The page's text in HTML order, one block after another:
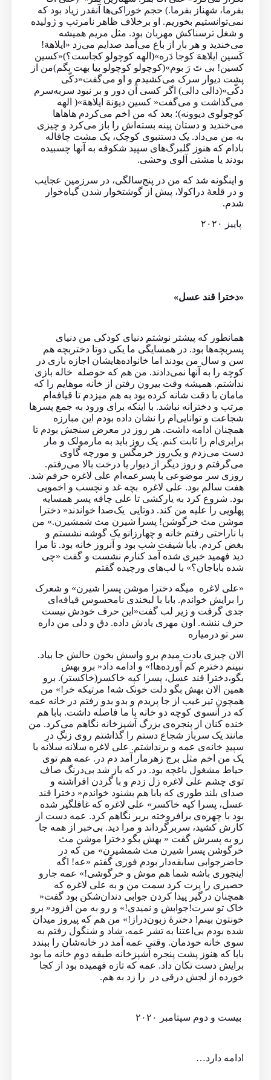
بفرما، شهناز بفرما.) حجم خوراکی‌ها آنقدر زیاد بود که
نمی‌توانستیم بخوریم. او برخلاف ظاهر نامرتب و ژولیده‌
و شغل ترسناکش مهربان بود. مثل مریم همیشه
می‌خندید و هر بار از باغ می‌آمد صدایم می‌زد «ایلاههَ!
کَسین ایلاههَ کوجا دَره»(الهه کوچولو کجاست؟)«کسین
کسین! بی تَ رَ بوم»(کوچولو کوچولو بیا بهت بگم)من از
پشت دیوار سرک می‌کشیدم و او می‌گفت«دکّی
دکّی»(دالی دالی) اگر کسی آن دور و بر نبود سربه‌سرم
می‌گذاشت و می‌گفت« کسین دیوَنهَ ایلاههَ»( الهه
کوچولوی دیوونه)؛ بعد که من اخم می‌کردم هاهاها
می‌خندید و دستان پینه‌ بسته‌اش را باز می‌کرد و چیزی
به من می‌داد. یک دستنبوی کوچک، یک مشت چاقاله
بادام که هنوز گلبرگ‌های سپید شکوفه به آنها چسبیده
بودند یا مشتی آلوی وحشی.
و اینگونه شد که من در پنج‌سالگی، در سرزمین عجایب
و در قلعهٔ دراکولا، پیش از گوشتخوار شدن گیاه‌‌خوار
شدم.
پاییز ۲۰۲۰
«دخترا قند عسل»
همانطور که پیشتر نوشتم دنیای کودکی من دنیای
پسربچه‌ها بود. در همسایگی ما یکی دو‌تا دختر‌بچه هم
سن و سال من بودند اما خانواده‌هایشان اجازه بازی در
کوچه را به آنها نمی‌دادند. من هم که حوصله خاله بازی
نداشتم. همیشه وقت بیرون رفتن از خانه موهایم را که
مامان با دقت شانه کرده بود به هم میزدم تا قیافه‌ام
مرتب و دخترانه نباشد. با اینکه برای ورود به جمع پسرها
شجاعت و توانایی‌ام را نشان داده بودم این مبارزه
همچنان ادامه داشت. هر روز در معرض سنجش بودم تا
برابری‌ام را ثابت کنم. یک روز باید به مارمولک و مار
دست می‌زدم و یک‌‌روز خرمگس و مورچه گاوی
می‌‌گرفتم و روز دیگر از دیوار یا درخت بالا می‌رفتم.
روزی سر موضوعی با پسرعمه‌ام‌ علی لاغره حرفم شد.
هفت سالم بود. علی‌ لاغره بچه غد و نچسب و اخمویی
بود. شروع کرد به یارکشی تا علی چاقه پسر همسایه
پهلویی را علیه من کند. دوتایی یک‌صدا خواندند« دخترا
موشن مث خرگوشن! پسرا شیرن مث شمشیرن.» من
با ناراحتی رفتم خانه و چهارزانو یک گوشه نشستم و
بغض کردم. بابا شیفت شب بود و آنروز خانه بود. تا مرا
دید فهمید خبری شده آمد کنارم نشست و گفت «چی
شده باباجان؟» با لب‌های ورچیده گفتم
«علی لاغره میگه دخترا موشن پسرا شیرن» و شعرک
را برایش خواندم. بابا با لبخندی نامحسوس قیافه‌ای
جدی گرفت و زیر لب گفت«این حرف خودش نیست
حرف ننشه. اون مهری یادش داده. دق و دلی من داره
سر تو درمیاره
الان چیزی یادت میدم برو واسش بخون حالش جا بیاد.
نبینم دخترم کم آورده‌ها!» و ادامه داد« برو بهش
بگو،دخترا قند عسل، پسرا کپه خاکسر(خاکستر). برو
همین الان بهش بگو دلت خونک شه! مرتیکه خر!» من
همچون تیر غیب از جا پریدم و بدو بدو رفتم در خانه عمه
که در آنسوی کوچه دو خانه با ما فاصله داشت. بابا هم
خنده کنان از پنجره‌ی بزرگ آشپزخانه نگاهم می‌کرد. من
مانند یک سرباز شجاع دستم را گذاشتم روی زنگِ درِ
سپیدِ خانه‌ی عمه و برنداشتم. علی‌ لاغره سلانه سلانه با
یک من اخم مثل برج زهرمار آمد دم در. عمه هم توی
حیاط مشغول باغچه بود. در که باز شد بی‌درنگ صاف
توی چشم علی‌ لاغره زل زدم و با گردن افراشته و
صدای بلند طوری که بابا هم بشنود خواندم« دخترا قند
عسل، پسرا کپه خاکسر» علی‌ لاغره که غافلگیر شده
بود با چهره‌ی برافروخته بربر نگاهم کرد. عمه دست از
کارش کشید، سربرگرداند و مرا دید. بی‌خبر از همه جا
رو به پسرش گفت « بهش بگو دخترا موشن مث
خرگوشن پسرا شیرن مث شمشیرن» من که در
حاضرجوابی سابقه‌دار بودم فوری گفتم «عه! اگه
اینجوری باشه شما هم موش و خرگوشی!» عمه جارو
حصیری را پرت کرد سمت من و به علی‌ لاغره که
همچنان درگیر پیدا کردن جوابی دندان‌شکن بود گفت«
خاک تو سرت!جوابش و نمیدی!» و رو به من افزود« برو
خونتون بینم! دخترهٔ زبون‌دراز!» من هم که پیروز میدان
شده بودم بی‌اعتنا به تشر عمه، شاد و شنگول رفتم به
سوی خانه خودمان. وقتی عمه آمد در خانه‌شان را ببندد
بابا که هنوز پشت پنجره آشپزخانه طبقه دوم خانه ما بود
برایش دست تکان داد. عمه که تازه فهمیده بود از کجا
خورده از لجش درقی در را زد به هم.
بیست و دوم سپتامبر ۲۰۲۰
ادامه دارد…